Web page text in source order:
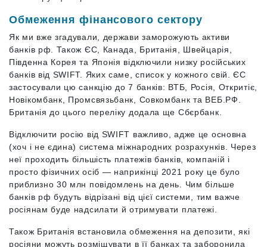
Обмеження фінансового сектору
Як ми вже згадували, держави заморожують активи
банків рф. Також ЄС, Канада, Британія, Швейцарія,
Південна Корея та Японія відключили низку російських
банків від SWIFT. Яких саме, список у кожного свій. ЄС
застосували цю санкцію до 7 банків: ВТБ, Росія, Откритіє,
Новікомбанк, Промсвязьбанк, Совкомбанк та ВЕБ.РФ.
Британія до цього переліку додала ще Сбєрбанк.
Відключити росію від SWIFT важливо, адже це основна
(хоч і не єдина) система міжнародних розрахунків. Через
неї проходить більшість платежів банків, компаній і
просто фізичних осіб — наприкінці 2021 року це було
приблизно 30 млн повідомлень на день. Чим більше
банків рф будуть відрізані від цієї системи, тим важче
росіянам буде надсилати й отримувати платежі.
Також Британія встановила обмеження на депозити, які
росіяни можуть розміщувати в її банках та заборонила